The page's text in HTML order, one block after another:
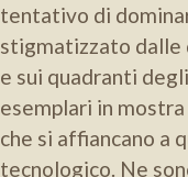
tentativo di
stigmatizzato dalle
e sui quadranti
esemplari in
che si affiancano a
tecnologico. Ne